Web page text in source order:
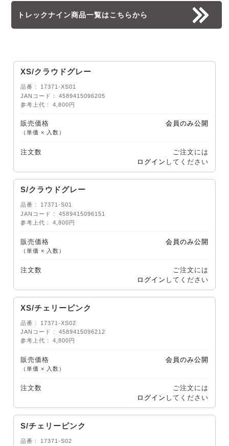
トレックナイン商品一覧はこちらから
XS/クラウドグレー
品番
17371-XS01
JANコード
4589415096205
参考上代
4,800円
販売価格
（単価 × 入数）
会員のみ公開
注文数
ご注文には
ログイン してください
S/クラウドグレー
品番
17371-S01
JANコード
4589415096151
参考上代
4,800円
販売価格
（単価 × 入数）
会員のみ公開
注文数
ご注文には
ログイン してください
XS/チェリーピンク
品番
17371-XS02
JANコード
4589415096212
参考上代
4,800円
販売価格
（単価 × 入数）
会員のみ公開
注文数
ご注文には
ログイン してください
S/チェリーピンク
品番
17371-S02